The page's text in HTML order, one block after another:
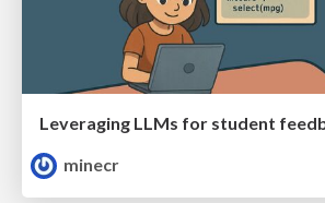
minecr